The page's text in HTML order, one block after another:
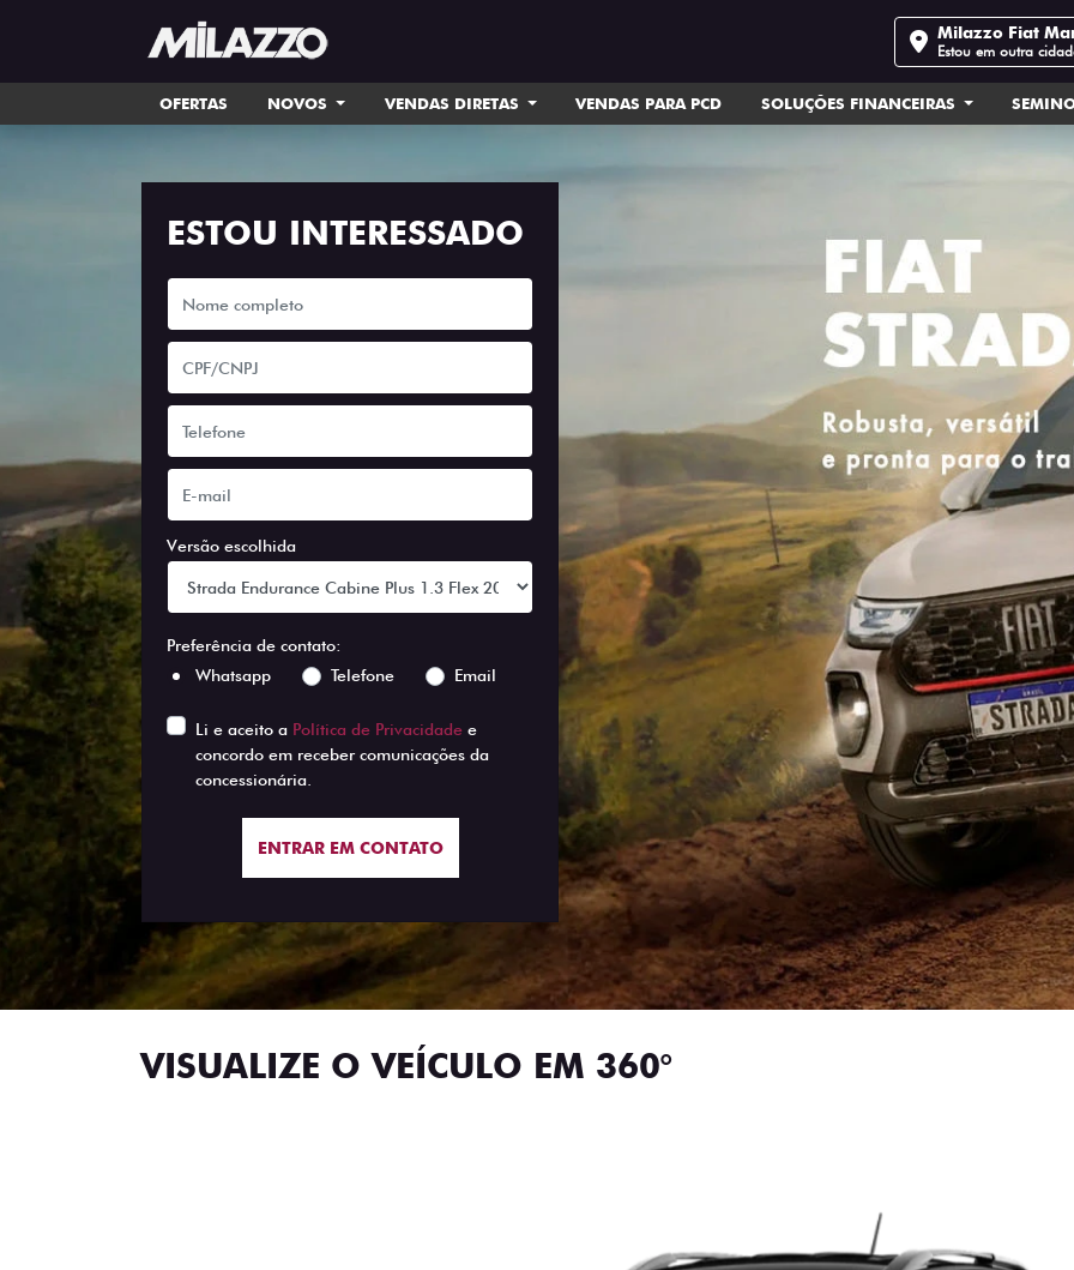
Milazzo Fiat
Estou em outra
OFERTAS NOVOS VENDAS DIRETAS VENDAS PARA PCD SOLUÇÕES FINANCEIRAS
ESTOU INTERESSADO
Versão escolhida
Preferência de contato:
Whatsapp
Telefone Email
Li e aceito a Política de Privacidade e
concordo em receber comunicações da
concessionária.
ENTRAR EM CONTATO
VISUALIZE O VEÍCULO EM 360°